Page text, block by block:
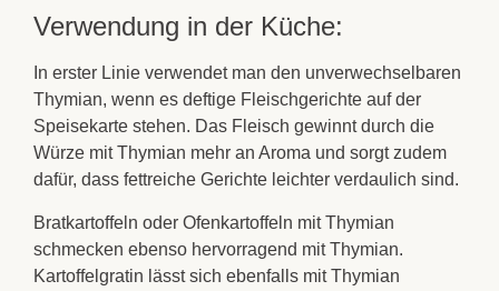
Verwendung in der Küche:
In erster Linie verwendet man den unverwechselbaren
Thymian, wenn es deftige Fleischgerichte auf der
Speisekarte stehen. Das Fleisch gewinnt durch die
Würze mitThymian mehr an Aroma und sorgt zudem
dafür, dass fettreiche Gerichte leichter verdaulich sind.
Bratkartoffeln oder Ofenkartoffeln mitThymian
schmecken ebenso hervorragend mit Thymian.
Kartoffelgratin lässt sich ebenfalls mitThymian